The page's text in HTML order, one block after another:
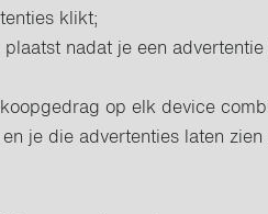
klikt;
nadat je een
op elk device
je die advertenties laten